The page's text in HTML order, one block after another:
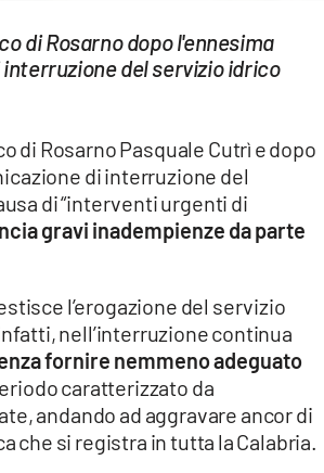
di Rosarno dopo l'ennesima
del servizio idrico
di Rosarno Pasquale Cutrì e dopo
di interruzione del
di “interventi urgenti di
gravi inadempienze da parte
l’erogazione del servizio
nell’interruzione continua
fornire nemmeno adeguato
caratterizzato da
andando ad aggravare ancor di
che si registra in tutta la Calabria.